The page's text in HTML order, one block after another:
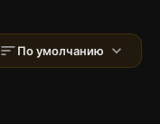
sortПо умолчанию
expand_more